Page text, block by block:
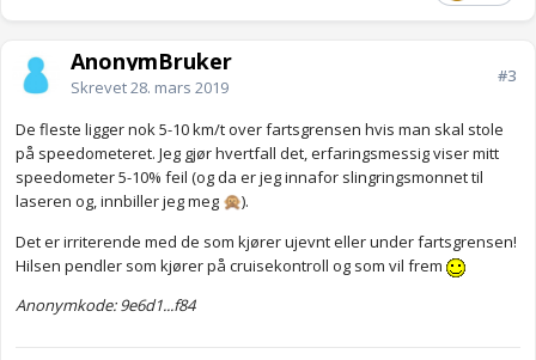
AnonymBruker
Skrevet28. mars 2019
#3
De fleste ligger nok 5-10 km/t over fartsgrensen hvis man skal stole
på speedometeret. Jeg gjør hvertfall det, erfaringsmessig viser mitt
speedometer 5-10% feil (og da er jeg innafor slingringsmonnet til
laseren og, innbiller jeg meg 🙊).
Det er irriterende med de som kjører ujevnt eller under fartsgrensen!
Hilsen pendler som kjører på cruisekontroll og som vil frem
Anonymkode: 9e6d1...f84